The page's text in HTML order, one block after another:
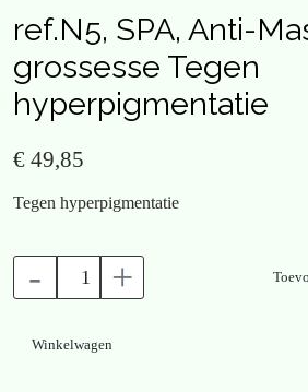
ref.N5, SPA, Anti-
grossesse Tegen
hyperpigmentatie
€ 49,85
Tegen hyperpigmentatie
- +
Winkelwagen